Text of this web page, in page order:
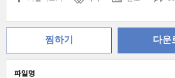
찜하기 다운
파일명